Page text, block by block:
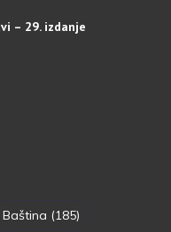
– 29. izdanje
Baština (185)